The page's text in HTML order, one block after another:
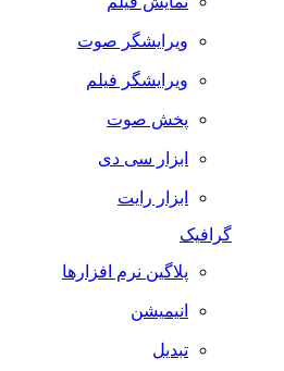
ویرایشگر صوت
ویرایشگر فیلم
پخش صوت
ابزار سی دی
ابزار رایت
گرافیک
پلاگین نرم افزارها
انیمیشن
تبدیل